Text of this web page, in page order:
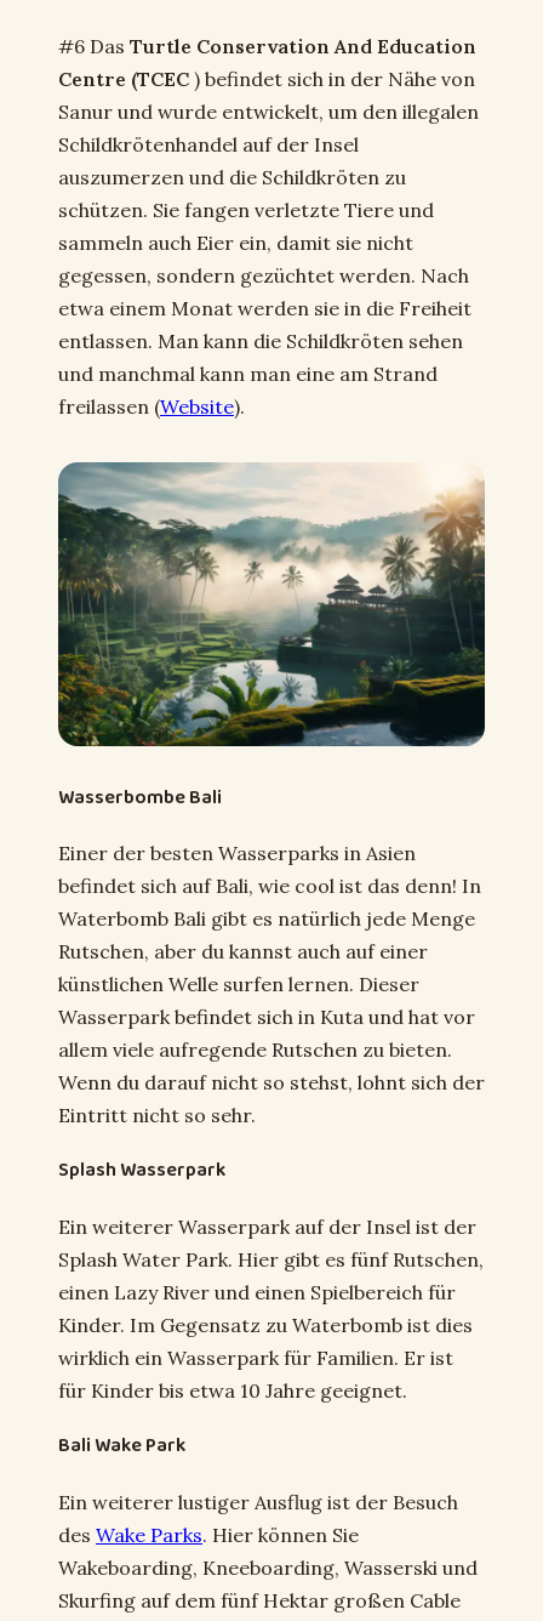
#6 Das Turtle Conservation And Education
Centre (TCEC ) befindet sich in der Nähe von
Sanur und wurde entwickelt, um den illegalen
Schildkrötenhandel auf der Insel
auszumerzen und die Schildkröten zu
schützen. Sie fangen verletzte Tiere und
sammeln auch Eier ein, damit sie nicht
gegessen, sondern gezüchtet werden. Nach
etwa einem Monat werden sie in die Freiheit
entlassen. Man kann die Schildkröten sehen
und manchmal kann man eine am Strand
freilassen (Website).
Wasserbombe Bali
Einer der besten Wasserparks in Asien
befindet sich auf Bali, wie cool ist das denn! In
Waterbomb Bali gibt es natürlich jede Menge
Rutschen, aber du kannst auch auf einer
künstlichen Welle surfen lernen. Dieser
Wasserpark befindet sich in Kuta und hat vor
allem viele aufregende Rutschen zu bieten.
Wenn du darauf nicht so stehst, lohnt sich der
Eintritt nicht so sehr.
Splash Wasserpark
Ein weiterer Wasserpark auf der Insel ist der
Splash Water Park. Hier gibt es fünf Rutschen,
einen Lazy River und einen Spielbereich für
Kinder. Im Gegensatz zu Waterbomb ist dies
wirklich ein Wasserpark für Familien. Er ist
für Kinder bis etwa 10 Jahre geeignet.
Bali Wake Park
Ein weiterer lustiger Ausflug ist der Besuch
des Wake Parks. Hier können Sie
Wakeboarding, Kneeboarding, Wasserski und
Skurfing auf dem fünf Hektar großen Cable